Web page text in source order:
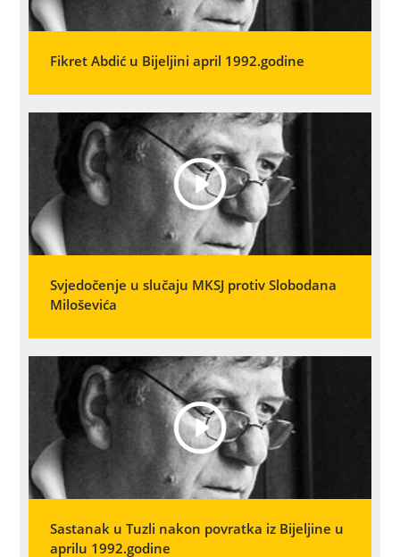
Fikret Abdić u Bijeljini april 1992.godine
Svjedočenje u slučaju MKSJ protiv Slobodana
Miloševića
Sastanak u Tuzli nakon povratka iz Bijeljine u
aprilu 1992.godine